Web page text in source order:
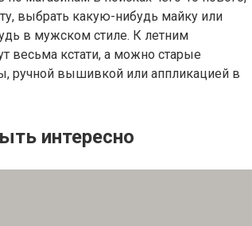
выбрать какую-нибудь майку или
в мужском стиле. К летним
кстати, а можно старые
ручной вышивкой или аппликацией в
интересно